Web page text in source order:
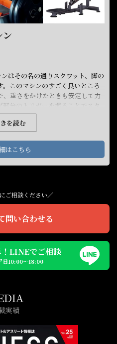
ン
はその名の通りスクワット、脚の
このマシンのすごく良いところ
重さをかけたときも安定して力
分のトリガーを握ることでスタ
整できます。身長に合わせて調整
くしたりという調整に便利な機
いますので、レップできなくな
ーを戻せば安全にトレーニング
を装着するホーンは手前と奥の2
ないので、負荷がきついという
ホーンはプレートを多く付けら
量でトレーニングしたい方、初
すすめできる優れたマシンで
を読む
はこちら
ご相談ください／
問い合わせる
LINEでご相談
日10:00〜18:00
実績